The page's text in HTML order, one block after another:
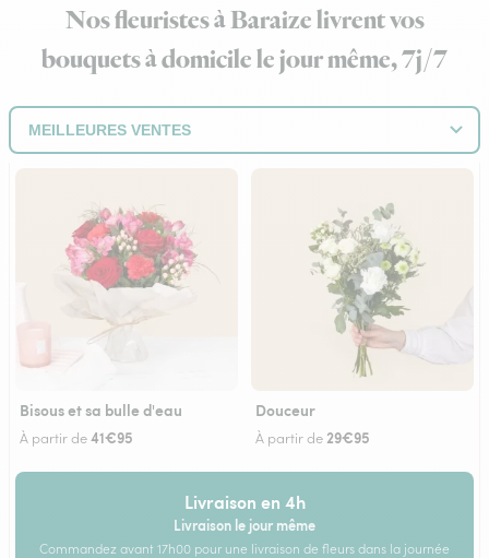
Nos fleuristes à Baraize livrent vos
bouquets à domicile le jour même, 7j/7
Bisous et sa bulle d'eau
À partir de41€95
Douceur
À partir de 29€95
Livraison en 4h
Livraison le jour même
Commandez avant 17h00 pour une livraison de fleurs dans la journée